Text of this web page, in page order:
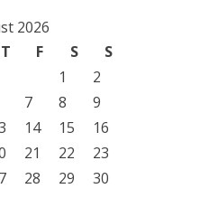
2026
T F S
S
1
2
7 8
9
14 15
16
21 22
23
28 29
30